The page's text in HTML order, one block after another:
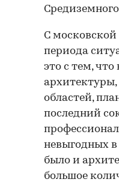
С
периода
это с тем,
архитектуры,
областей,
последний
невыгодных в
было и
большое